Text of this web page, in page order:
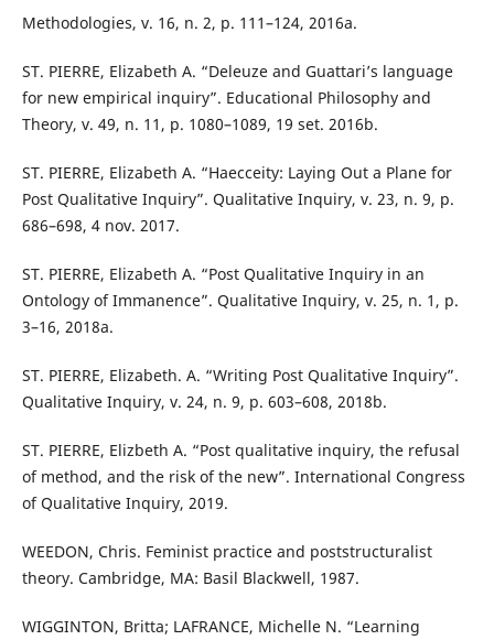
Methodologies, v. 16, n. 2, p. 111–124, 2016a.
ST. PIERRE, Elizabeth A. “Deleuze and Guattari’s language
for new empirical inquiry”. Educational Philosophy and
Theory, v. 49, n. 11, p. 1080–1089, 19 set. 2016b.
ST. PIERRE, Elizabeth A. “Haecceity: Laying Out a Plane for
Post Qualitative Inquiry”. Qualitative Inquiry, v. 23, n. 9, p.
686–698, 4 nov. 2017.
ST. PIERRE, Elizabeth A. “Post Qualitative Inquiry in an
Ontology of Immanence”. Qualitative Inquiry, v. 25, n. 1, p.
3–16, 2018a.
ST. PIERRE, Elizabeth. A. “Writing Post Qualitative Inquiry”.
Qualitative Inquiry, v. 24, n. 9, p. 603–608, 2018b.
ST. PIERRE, Elizbeth A. “Post qualitative inquiry, the refusal
of method, and the risk of the new”. International Congress
of Qualitative Inquiry, 2019.
WEEDON, Chris. Feminist practice and poststructuralist
theory. Cambridge, MA: Basil Blackwell, 1987.
WIGGINTON, Britta; LAFRANCE, Michelle N. “Learning